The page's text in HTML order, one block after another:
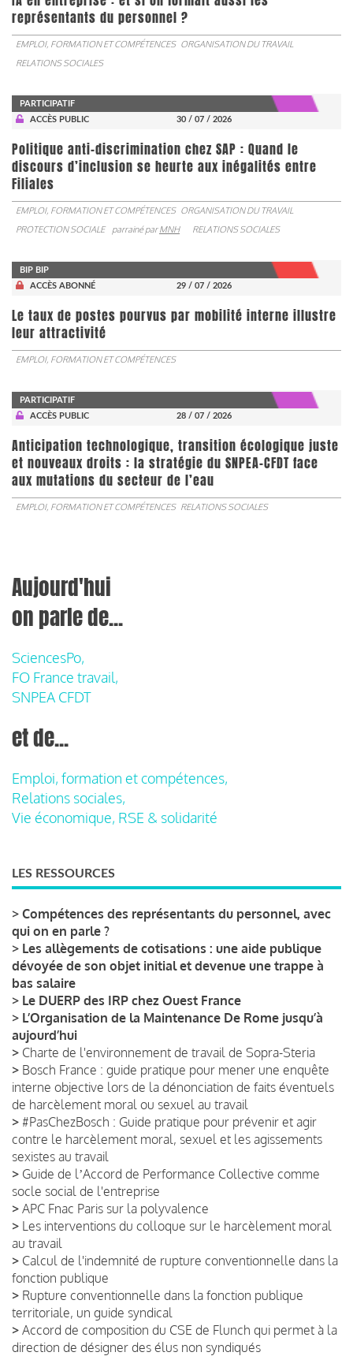
représentants du personnel ?
EMPLOI, FORMATION ET COMPÉTENCES ORGANISATION DU TRAVAIL
RELATIONS SOCIALES
PARTICIPATIF
ACCÈS PUBLIC
30 / 07 / 2026
Politique anti-discrimination chez SAP : Quand le
discours d’inclusion se heurte aux inégalités entre
Filiales
EMPLOI, FORMATION ET COMPÉTENCES ORGANISATION DU TRAVAIL
PROTECTION SOCIALE
parrainé parMNH RELATIONS SOCIALES
BIP BIP
ACCÈS ABONNÉ
29 / 07 / 2026
Le taux de postes pourvus par mobilité interne illustre
leur attractivité
EMPLOI, FORMATION ET COMPÉTENCES
PARTICIPATIF
ACCÈS PUBLIC
28 / 07 / 2026
Anticipation technologique, transition écologique juste
et nouveaux droits : la stratégie du SNPEA-CFDT face
aux mutations du secteur de l’eau
EMPLOI, FORMATION ET COMPÉTENCES RELATIONS SOCIALES
Aujourd'hui
on parle de...
SciencesPo,
FO France travail,
SNPEA CFDT
et de...
Emploi, formation et compétences,
Relations sociales,
Vie économique, RSE & solidarité
LES RESSOURCES
> Compétences des représentants du personnel, avec
qui on en parle ?
> Les allègements de cotisations : une aide publique
dévoyée de son objet initial et devenue une trappe à
bas salaire
> Le DUERP des IRP chez Ouest France
> L’Organisation de la Maintenance De Rome jusqu’à
aujourd’hui
> Charte de l'environnement de travail de Sopra-Steria
> Bosch France : guide pratique pour mener une enquête
interne objective lors de la dénonciation de faits éventuels
de harcèlement moral ou sexuel au travail
> #PasChezBosch : Guide pratique pour prévenir et agir
contre le harcèlement moral, sexuel et les agissements
sexistes au travail
> Guide de lʼAccord de Performance Collective comme
socle social de l'entreprise
> APC Fnac Paris sur la polyvalence
> Les interventions du colloque sur le harcèlement moral
au travail
> Calcul de l'indemnité de rupture conventionnelle dans la
fonction publique
> Rupture conventionnelle dans la fonction publique
territoriale, un guide syndical
> Accord de composition du CSE de Flunch qui permet à la
direction de désigner des élus non syndiqués